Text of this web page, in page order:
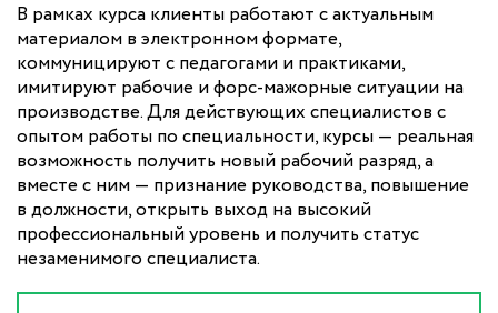
В рамках курса клиенты работают с актуальным
материалом в электронном формате,
коммуницируют с педагогами и практиками,
имитируют рабочие и форс-мажорные ситуации на
производстве. Для действующих специалистов с
опытом работы по специальности, курсы — реальная
возможность получить новый рабочий разряд, а
вместе с ним — признание руководства, повышение
в должности, открыть выход на высокий
профессиональный уровень и получить статус
незаменимого специалиста.